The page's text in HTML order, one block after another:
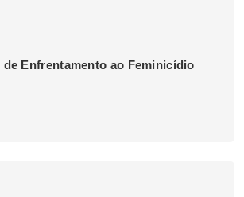
de Enfrentamento ao Feminicídio